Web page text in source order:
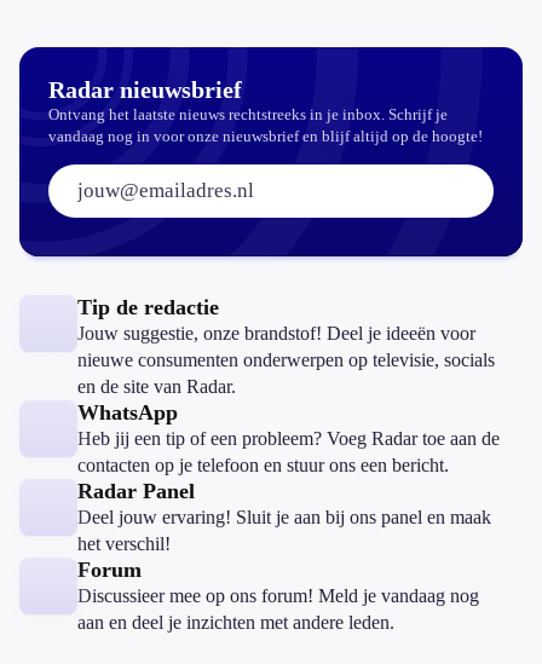
Radar nieuwsbrief
Ontvang het laatste nieuws rechtstreeks in je inbox. Schrijf je
vandaag nog in voor onze nieuwsbrief en blijf altijd op de hoogte!
E-mailadres:
Tip de redactie
Jouw suggestie, onze brandstof! Deel je ideeën voor
nieuwe consumenten onderwerpen op televisie, socials
en de site van Radar.
WhatsApp
Heb jij een tip of een probleem? Voeg Radar toe aan de
contacten op je telefoon en stuur ons een bericht.
Radar Panel
Deel jouw ervaring! Sluit je aan bij ons panel en maak
het verschil!
Forum
Discussieer mee op ons forum! Meld je vandaag nog
aan en deel je inzichten met andere leden.